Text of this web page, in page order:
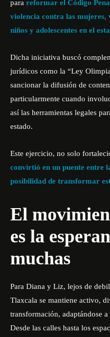
para reformar el Código
violencia contra las mujeres,
niños y adolescentes en el
Dicha iniciativa buscó
jurídicos como la “Ley
sancionar la difusión de
particularmente cuando
así las herramientas legales
estado.
Este ejercicio, no solo
convirtió en un puente entre
posibilidad de transformar
El
es la
muchas
Para Diana y Liz, lejos de
Tlaxcala se mantiene activo,
transformación, adaptándose
Desde las calles hasta los